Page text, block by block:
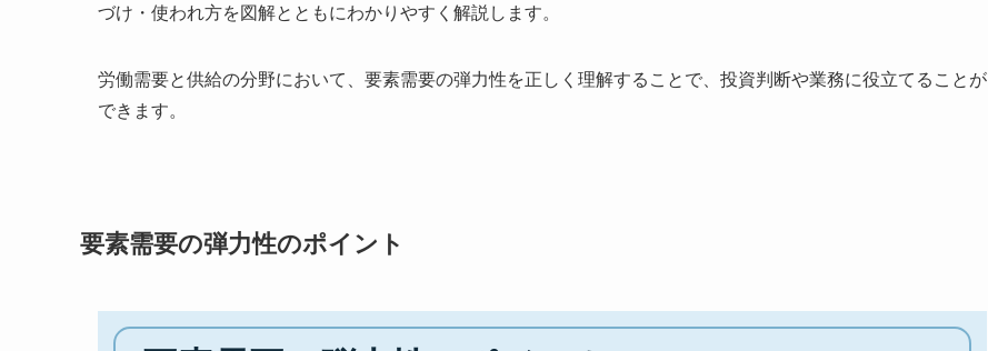
づけ・使われ方を図解とともにわかりやすく解説します。
労働需要と供給の分野において、要素需要の弾力性を正しく理解することで、投資判断や業務に役立てることが
できます。
要素需要の弾力性のポイント